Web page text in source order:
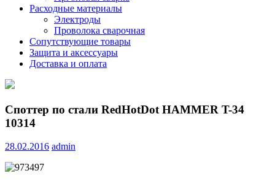
Расходные материалы
Электроды
Проволока сварочная
Сопутствующие товары
Защита и аксессуары
Доставка и оплата
Споттер по стали RedHotDot HAMMER T-34
10314
28.02.2016 admin